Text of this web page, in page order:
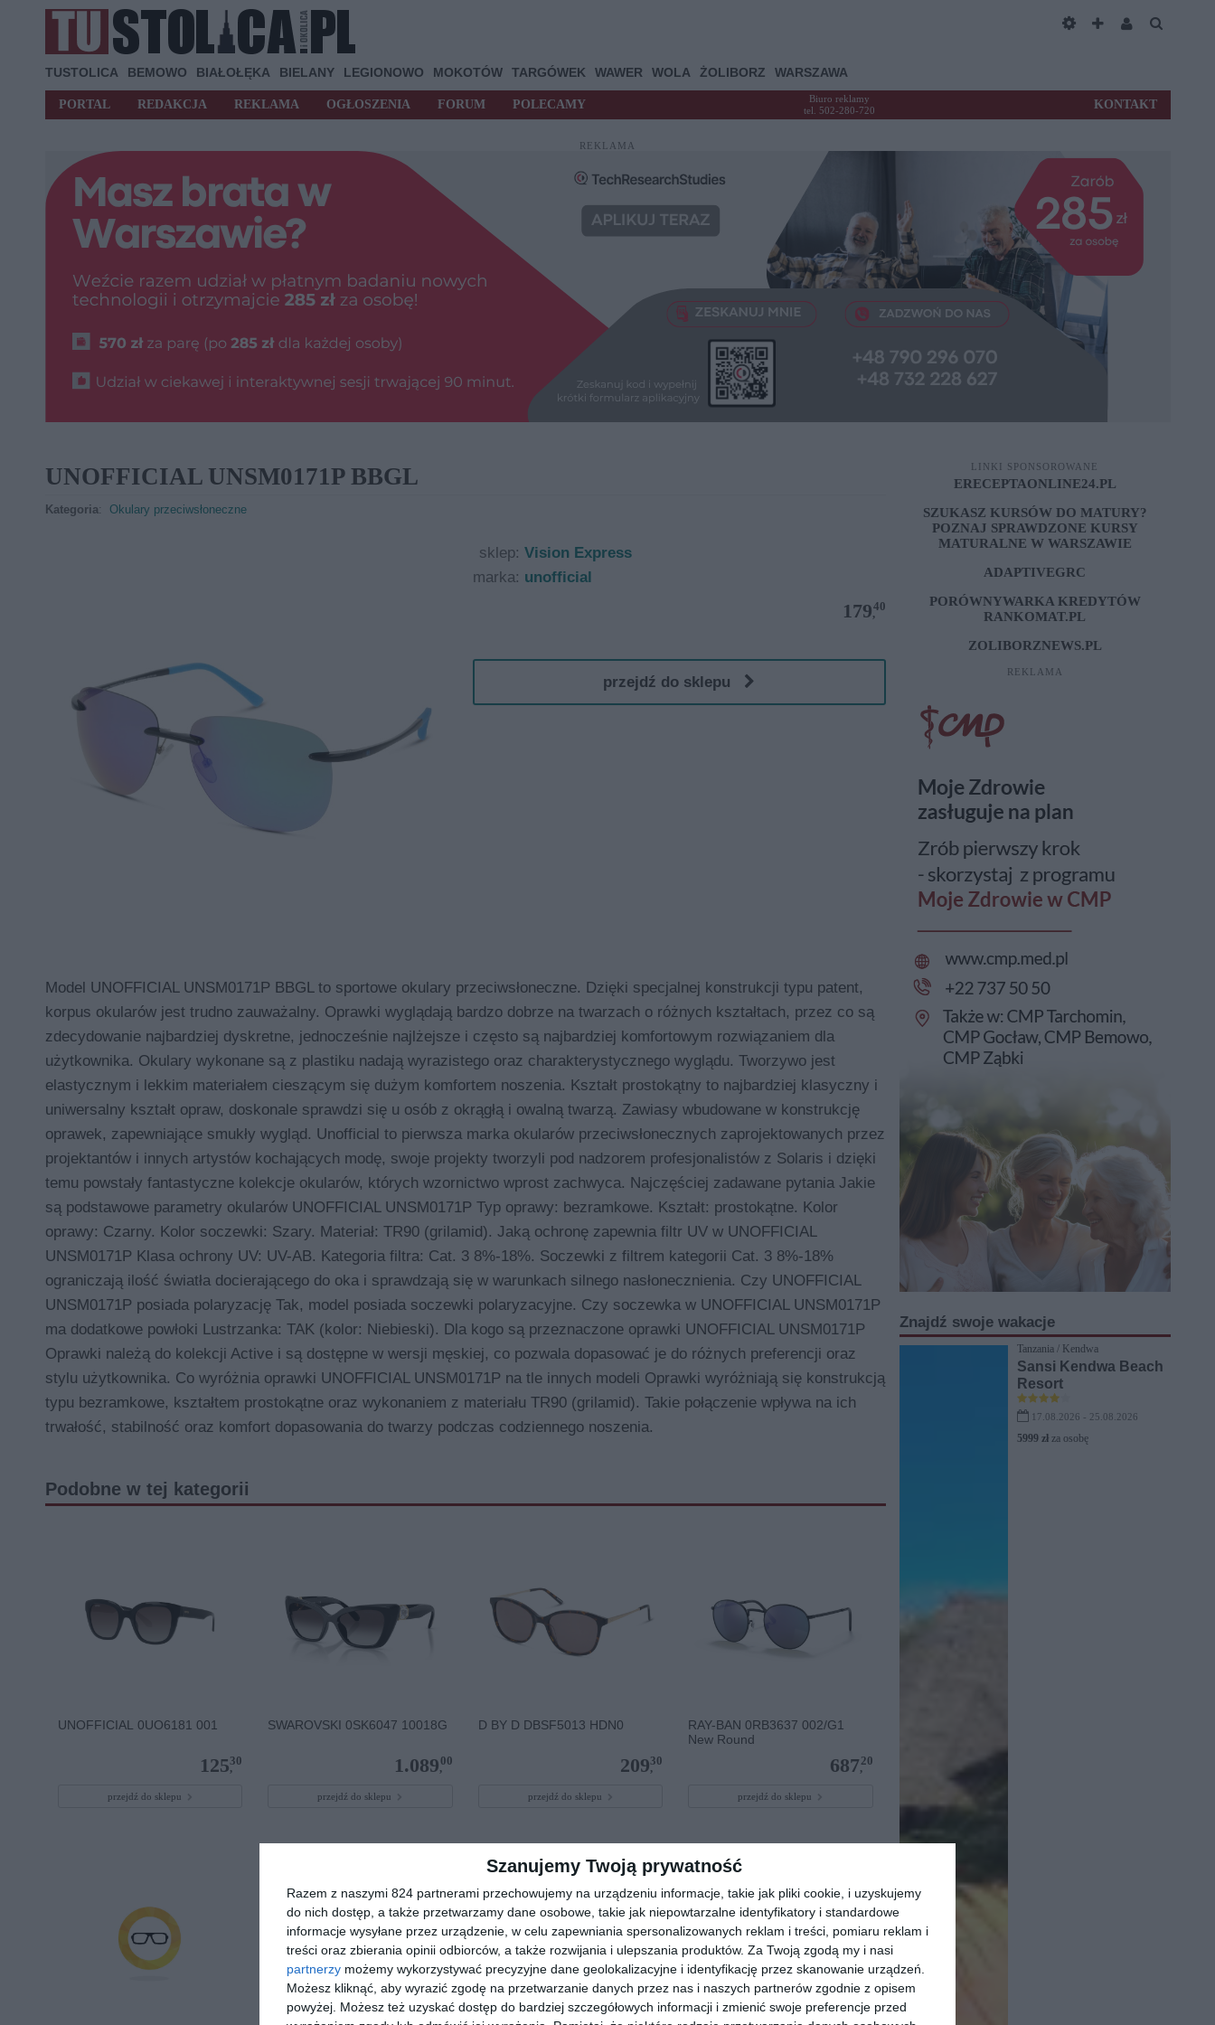
Szanujemy Twoją prywatność
Razem z naszymi 824 partnerami przechowujemy na urządzeniu informacje, takie jak pliki cookie, i uzyskujemy
do nich dostęp, a także przetwarzamy dane osobowe, takie jak niepowtarzalne identyfikatory i standardowe
informacje wysyłane przez urządzenie, w celu zapewniania spersonalizowanych reklam i treści, pomiaru reklam i
treści oraz zbierania opinii odbiorców, a także rozwijania i ulepszania produktów. Za Twoją zgodą my i nasi
partnerzy możemy wykorzystywać precyzyjne dane geolokalizacyjne i identyfikację przez skanowanie urządzeń.
Możesz kliknąć, aby wyrazić zgodę na przetwarzanie danych przez nas i naszych partnerów zgodnie z opisem
powyżej. Możesz też uzyskać dostęp do bardziej szczegółowych informacji i zmienić swoje preferencje przed
TUSTOLICA BEMOWO BIAŁOŁĘKA BIELANY LEGIONOWO MOKOTÓW TARGÓWEK WAWER WOLA ŻOLIBORZ WARSZAWA
PORTAL REDAKCJA REKLAMA OGŁOSZENIA FORUM POLECAMY
Biuro reklamy
tel. 502-280-720
KONTAKT
REKLAMA
UNOFFICIAL UNSM0171P BBGL
Kategoria: Okulary przeciwsłoneczne
sklep: Vision Express
marka: unofficial
179,
40
przejdź do sklepu
Model UNOFFICIAL UNSM0171P BBGL to sportowe okulary przeciwsłoneczne. Dzięki specjalnej konstrukcji typu patent,
korpus okularów jest trudno zauważalny. Oprawki wyglądają bardzo dobrze na twarzach o różnych kształtach, przez co są
zdecydowanie najbardziej dyskretne, jednocześnie najlżejsze i często są najbardziej komfortowym rozwiązaniem dla
użytkownika. Okulary wykonane są z plastiku nadają wyrazistego oraz charakterystycznego wyglądu. Tworzywo jest
elastycznym i lekkim materiałem cieszącym się dużym komfortem noszenia. Kształt prostokątny to najbardziej klasyczny i
uniwersalny kształt opraw, doskonale sprawdzi się u osób z okrągłą i owalną twarzą. Zawiasy wbudowane w konstrukcję
oprawek, zapewniające smukły wygląd. Unofficial to pierwsza marka okularów przeciwsłonecznych zaprojektowanych przez
projektantów i innych artystów kochających modę, swoje projekty tworzyli pod nadzorem profesjonalistów z Solaris i dzięki
temu powstały fantastyczne kolekcje okularów, których wzornictwo wprost zachwyca. Najczęściej zadawane pytania Jakie
są podstawowe parametry okularów UNOFFICIAL UNSM0171P Typ oprawy: bezramkowe. Kształt: prostokątne. Kolor
oprawy: Czarny. Kolor soczewki: Szary. Materiał: TR90 (grilamid). Jaką ochronę zapewnia filtr UV w UNOFFICIAL
UNSM0171P Klasa ochrony UV: UV-AB. Kategoria filtra: Cat. 3 8%-18%. Soczewki z filtrem kategorii Cat. 3 8%-18%
ograniczają ilość światła docierającego do oka i sprawdzają się w warunkach silnego nasłonecznienia. Czy UNOFFICIAL
UNSM0171P posiada polaryzację Tak, model posiada soczewki polaryzacyjne. Czy soczewka w UNOFFICIAL UNSM0171P
ma dodatkowe powłoki Lustrzanka: TAK (kolor: Niebieski). Dla kogo są przeznaczone oprawki UNOFFICIAL UNSM0171P
Oprawki należą do kolekcji Active i są dostępne w wersji męskiej, co pozwala dopasować je do różnych preferencji oraz
stylu użytkownika. Co wyróżnia oprawki UNOFFICIAL UNSM0171P na tle innych modeli Oprawki wyróżniają się konstrukcją
typu bezramkowe, kształtem prostokątne oraz wykonaniem z materiału TR90 (grilamid). Takie połączenie wpływa na ich
trwałość, stabilność oraz komfort dopasowania do twarzy podczas codziennego noszenia.
Podobne w tej kategorii
UNOFFICIAL 0UO6181 001
125,
30
przejdź do sklepu
SWAROVSKI 0SK6047 10018G
1.089,
00
przejdź do sklepu
D BY D DBSF5013 HDN0
209,
30
przejdź do sklepu
RAY-BAN 0RB3637 002/G1
New Round
687,
20
przejdź do sklepu
LINKI SPONSOROWANE
ERECEPTAONLINE24.PL
SZUKASZ KURSÓW DO MATURY?
POZNAJ SPRAWDZONE KURSY
MATURALNE W WARSZAWIE
ADAPTIVEGRC
PORÓWNYWARKA KREDYTÓW
RANKOMAT.PL
ZOLIBORZNEWS.PL
REKLAMA
Znajdź swoje wakacje
Tanzania / Kendwa
Sansi Kendwa Beach
Resort
17.08.2026 - 25.08.2026
5999 zł za osobę